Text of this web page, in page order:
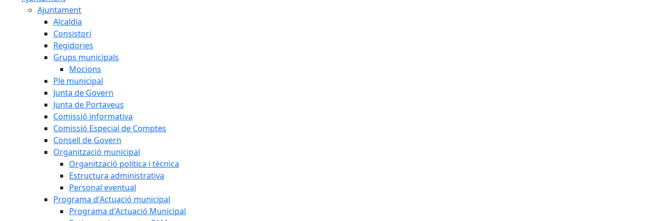
Ajuntament
Alcaldia
Consistori
Regidories
Grups municipals
Mocions
Ple municipal
Junta de Govern
Junta de Portaveus
Comissió informativa
Comissió Especial de Comptes
Consell de Govern
Organització municipal
Organització política i tècnica
Estructura administrativa
Personal eventual
Programa d'Actuació municipal
Programa d'Actuació Municipal